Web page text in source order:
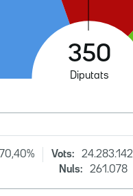
70,40% Vots: 24.283.142
Nuls:
261.078